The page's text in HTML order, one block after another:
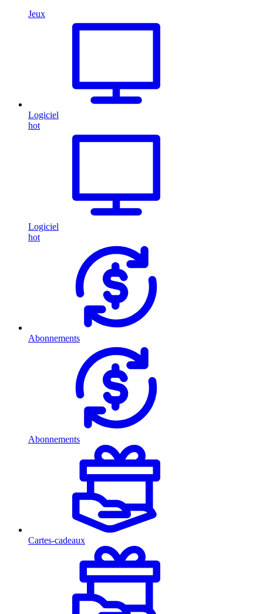
Jeux
Logiciel
hot
Logiciel
hot
Abonnements
Abonnements
Cartes-cadeaux